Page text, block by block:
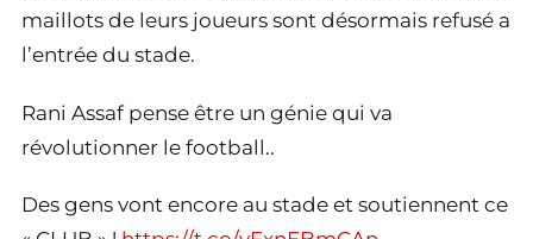
maillots de leurs joueurs sont désormais refusé a
l’entrée du stade.
Rani Assaf pense être un génie qui va
révolutionner le football..
Des gens vont encore au stade et soutiennent ce